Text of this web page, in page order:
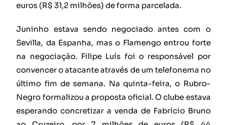
euros (R$ 31,2 milhões) de forma parcelada.
Juninho estava sendo negociado antes com o
Sevilla, da Espanha, mas o Flamengo entrou forte
na negociação. Filipe Luís foi o responsável por
convencer o atacante através de um telefonema no
último fim de semana. Na quinta-feira, o Rubro-
Negro formalizou a proposta oficial. O clube estava
esperando concretizar a venda de Fabrício Bruno